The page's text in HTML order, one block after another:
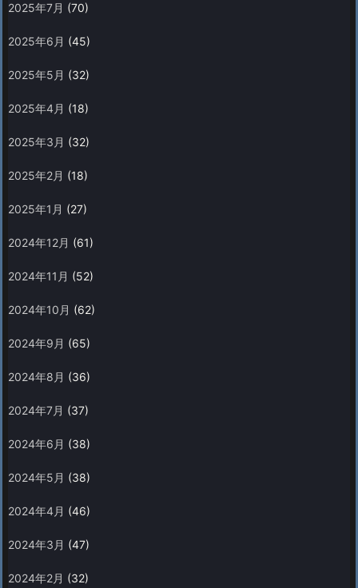
2025年7月 (70)
2025年6月 (45)
2025年5月 (32)
2025年4月 (18)
2025年3月 (32)
2025年2月 (18)
2025年1月 (27)
2024年12月 (61)
2024年11月 (52)
2024年10月 (62)
2024年9月 (65)
2024年8月 (36)
2024年7月 (37)
2024年6月 (38)
2024年5月 (38)
2024年4月 (46)
2024年3月 (47)
2024年2月 (32)